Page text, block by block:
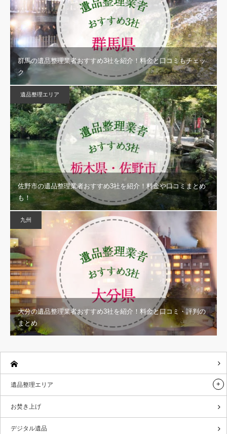
群馬の遺品整理業者おすすめ3社を紹介！料金と口コミもチェッ
ク
遺品整理エリア
佐野市の遺品整理業者おすすめ3社を紹介！料金や口コミまとめ
も！
九州
大分の遺品整理業者おすすめ3社を紹介！料金と口コミ・評判の
まとめ
遺品整理エリア
お焚き上げ
デジタル遺品